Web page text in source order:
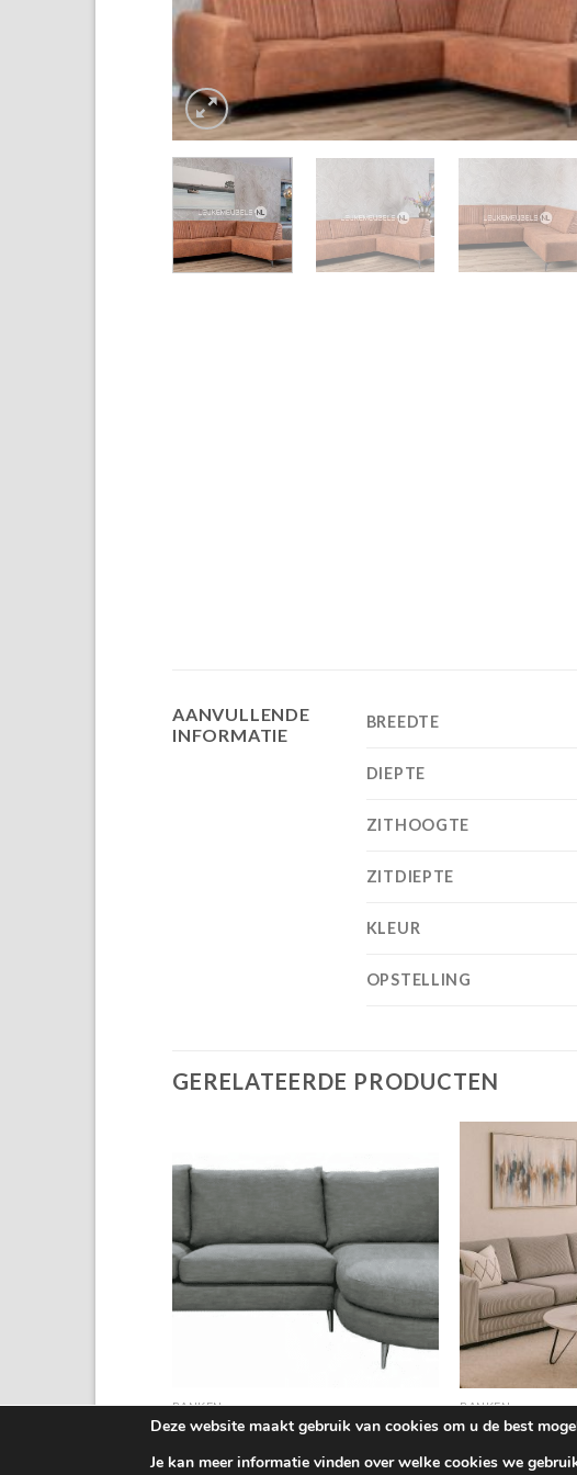
AANVULLENDE
INFORMATIE
BREEDTE
DIEPTE
ZITHOOGTE
ZITDIEPTE
KLEUR
OPSTELLING
GERELATEERDE PRODUCTEN
BANKEN
Hoekbank Toscane met ronde hoek
BANKEN
Hoekbank
Deze website maakt gebruik van cookies om u de best
Je kan meer informatie vinden over welke cookies we